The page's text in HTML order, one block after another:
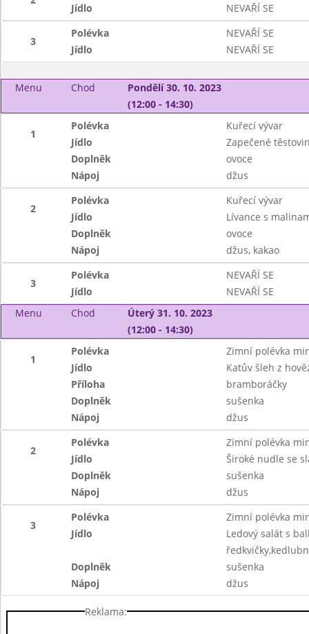
Jídlo NEVAŘÍ SE
3
Polévka
NEVAŘÍ SE
Jídlo
NEVAŘÍ SE
Menu Chod
Pondělí 30. 10. 2023
(12:00 - 14:30)
1
Polévka
Kuřecí vývar
Jídlo
Zapečené
Doplněk
ovoce
Nápoj
džus
2
Polévka
Kuřecí vývar
Jídlo
Lívance s
Doplněk
ovoce
Nápoj
džus, kakao
3
Polévka
NEVAŘÍ SE
Jídlo
NEVAŘÍ SE
Menu
Chod
Úterý 31. 10. 2023
(12:00 - 14:30)
1
Polévka
Zimní polévka
Jídlo
Katův šleh z
Příloha
bramboráčky
Doplněk
sušenka
Nápoj
džus
2
Polévka
Zimní polévka
Jídlo
Široké nudle se
Doplněk
sušenka
Nápoj
džus
3
Polévka
Zimní polévka
Jídlo
Ledový salát s
Doplněk
sušenka
Nápoj
džus
Reklama: